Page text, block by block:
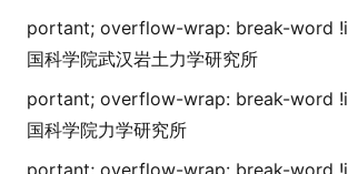
portant; overflow-wrap: break-word !i
国科学院武汉岩土力学研究所
portant; overflow-wrap: break-word !i
国科学院力学研究所
portant; overflow-wrap: break-word !i